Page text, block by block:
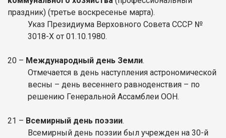
праздник) (третье воскресенье марта).
Указ Президиума Верховного Совета СССР №
3018-Х от 01.10.1980.
20 – Международный день Земли.
Отмечается в день наступления астрономической
весны – день весеннего равноденствия – по
решению Генеральной Ассамблеи ООН.
21 – Всемирный день поэзии.
Всемирный день поэзии был учрежден на 30-й